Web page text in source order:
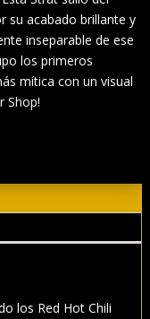
su acabado brillante y
inseparable de ese
los primeros
mítica con un visual
Shop!
los Red Hot Chili